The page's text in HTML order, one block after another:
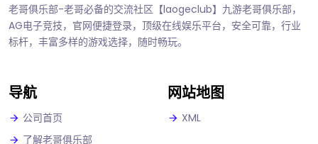
老哥俱乐部-老哥必备的交流社区【laogeclub】九游老哥俱乐部，
AG电子竞技，官网便捷登录，顶级在线娱乐平台，安全可靠，行业
标杆，丰富多样的游戏选择，随时畅玩。
导航
公司首页
了解老哥俱乐部
网站地图
XML